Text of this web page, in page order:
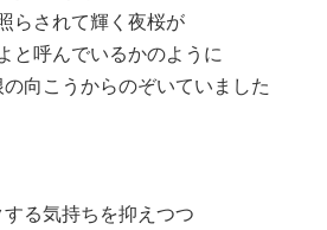
らされて輝く夜桜が
と呼んでいるかのように
向こうからのぞいていました
する気持ちを抑えつつ